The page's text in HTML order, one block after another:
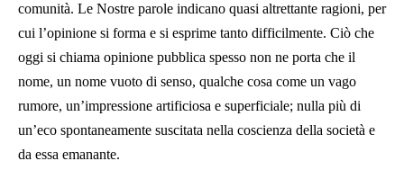
comunità. Le Nostre parole indicano quasi altrettante ragioni, per
cui l’opinione si forma e si esprime tanto difficilmente. Ciò che
oggi si chiama opinione pubblica spesso non ne porta che il
nome, un nome vuoto di senso, qualche cosa come un vago
rumore, un’impressione artificiosa e superficiale; nulla più di
un’eco spontaneamente suscitata nella coscienza della società e
da essa emanante.